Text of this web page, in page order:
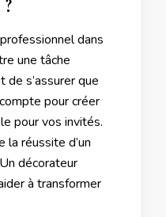
dans
une tâche
s’assurer que
pour créer
pour vos invités.
la réussite d’un
décorateur
à transformer